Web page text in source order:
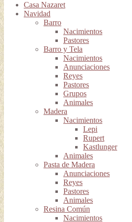
Casa Nazaret
Navidad
Barro
Nacimientos
Pastores
Barro y Tela
Nacimientos
Anunciaciones
Reyes
Pastores
Grupos
Animales
Madera
Nacimientos
Lepi
Rupert
Kastlunger
Animales
Pasta de Madera
Anunciaciones
Reyes
Pastores
Animales
Resina Común
Nacimientos